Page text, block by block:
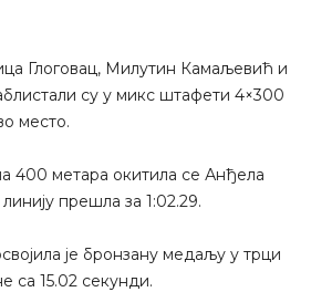
Глоговац, Милутин Камаљевић и
су у микс штафети 4×300
место.
400 метара окитила се Анђела
прешла за 1:02.29.
је бронзану медаљу у трци
са 15.02 секунди.